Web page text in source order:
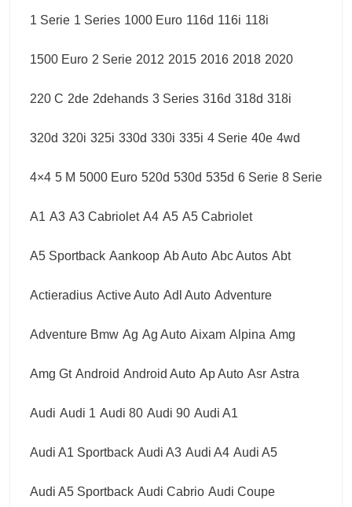
1 Serie 1 Series 1000 Euro 116d 116i 118i
1500 Euro 2 Serie 2012 2015 2016 2018 2020
220 C 2de 2dehands 3 Series 316d 318d 318i
320d 320i 325i 330d 330i 335i 4 Serie 40e 4wd
4×4 5 M 5000 Euro 520d 530d 535d 6 Serie 8 Serie
A1 A3 A3 Cabriolet A4 A5 A5 Cabriolet
A5 Sportback Aankoop Ab Auto Abc Autos Abt
Actieradius Active Auto Adl Auto Adventure
Adventure Bmw Ag Ag Auto Aixam Alpina Amg
Amg Gt Android Android Auto Ap Auto Asr Astra
Audi Audi 1 Audi 80 Audi 90 Audi A1
Audi A1 Sportback Audi A3 Audi A4 Audi A5
Audi A5 Sportback Audi Cabrio Audi Coupe